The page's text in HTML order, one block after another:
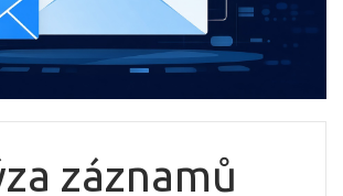
záznamů